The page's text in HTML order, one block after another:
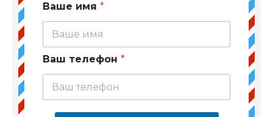
Ваше имя *
Ваш телефон *